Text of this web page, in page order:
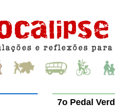
7o Pedal